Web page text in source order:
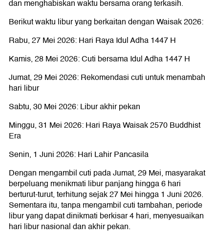
dan menghabiskan waktu bersama orang terkasih.
Berikut waktu libur yang berkaitan dengan Waisak 2026:
Rabu, 27 Mei 2026: Hari Raya Idul Adha 1447 H
Kamis, 28 Mei 2026: Cuti bersama Idul Adha 1447 H
Jumat, 29 Mei 2026: Rekomendasi cuti untuk menambah
hari libur
Sabtu, 30 Mei 2026: Libur akhir pekan
Minggu, 31 Mei 2026: Hari Raya Waisak 2570 Buddhist
Era
Senin, 1 Juni 2026: Hari Lahir Pancasila
Dengan mengambil cuti pada Jumat, 29 Mei, masyarakat
berpeluang menikmati libur panjang hingga 6 hari
berturut-turut, terhitung sejak 27 Mei hingga 1 Juni 2026.
Sementara itu, tanpa mengambil cuti tambahan, periode
libur yang dapat dinikmati berkisar 4 hari, menyesuaikan
hari libur nasional dan akhir pekan.